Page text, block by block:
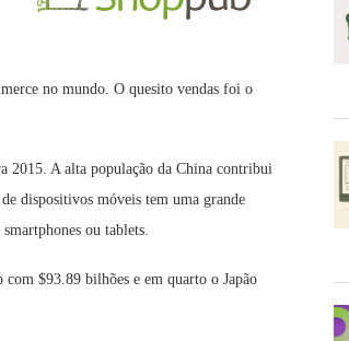
no mundo. O quesito vendas foi o
2015. A alta população da China contribui
dispositivos móveis tem uma grande
ou tablets.
$93.89 bilhões e em quarto o Japão